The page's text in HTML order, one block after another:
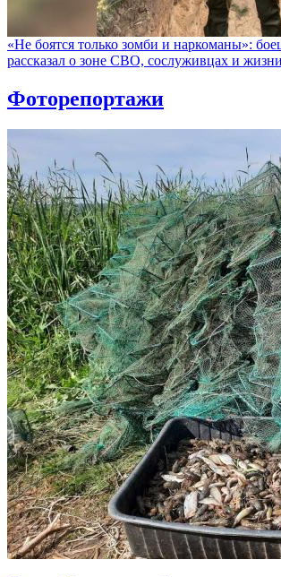
«Не боятся только зомби и наркоманы»:
рассказал о зоне СВО, сослуживцах и
Фоторепортажи